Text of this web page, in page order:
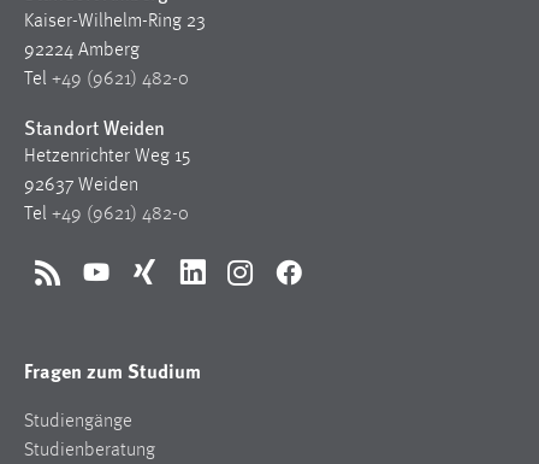
Kaiser-Wilhelm-Ring 23
92224 Amberg
Tel +49 (9621) 482-0
Standort Weiden
Hetzenrichter Weg 15
92637 Weiden
Tel +49 (9621) 482-0
RSS YouTubeXing LinkedInInstagramFacebook
Fragen zum Studium
Studiengänge
Studienberatung
1 Jahr
Performance
Name:
staticfilecache
Zweck:
gespeichert, ob man eingeloggt ist.
Name:
Zweck: